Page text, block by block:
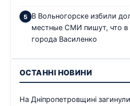
В Вольногорске избили
местные СМИ пишут, что в
города Василенко
ОСТАННІ НОВИНИ
На Дніпропетровщині